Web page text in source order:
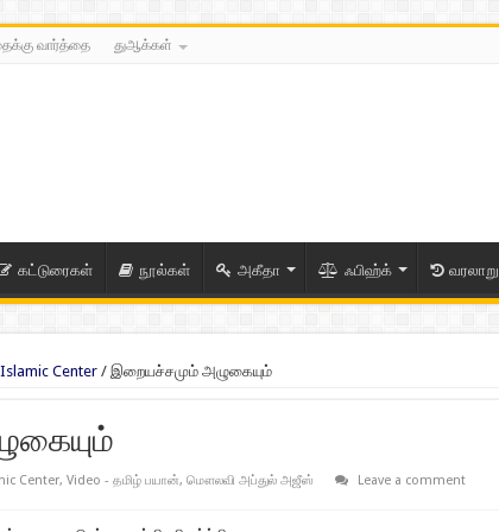
வார்த்தை துஆக்கள்
கட்டுரைகள் நூல்கள் அகீதா ஃபிஹ்க் வரலாறு
Center / இறையச்சமும் அழுகையும்
Center, Video - தமிழ் பயான், மௌலவி அப்துல் அஜீஸ்
Leave a comment